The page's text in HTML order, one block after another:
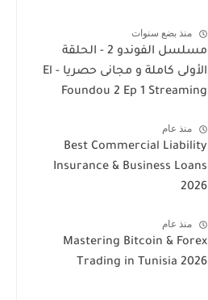
منذ بضع سنوات
مسلسل الفوندو 2 - الحلقة
الأولى كاملة و مجانى حصريا - El
Foundou 2 Ep 1 Streaming
منذ عام
Best Commercial Liability
Insurance & Business Loans
2026
منذ عام
Mastering Bitcoin & Forex
Trading in Tunisia 2026